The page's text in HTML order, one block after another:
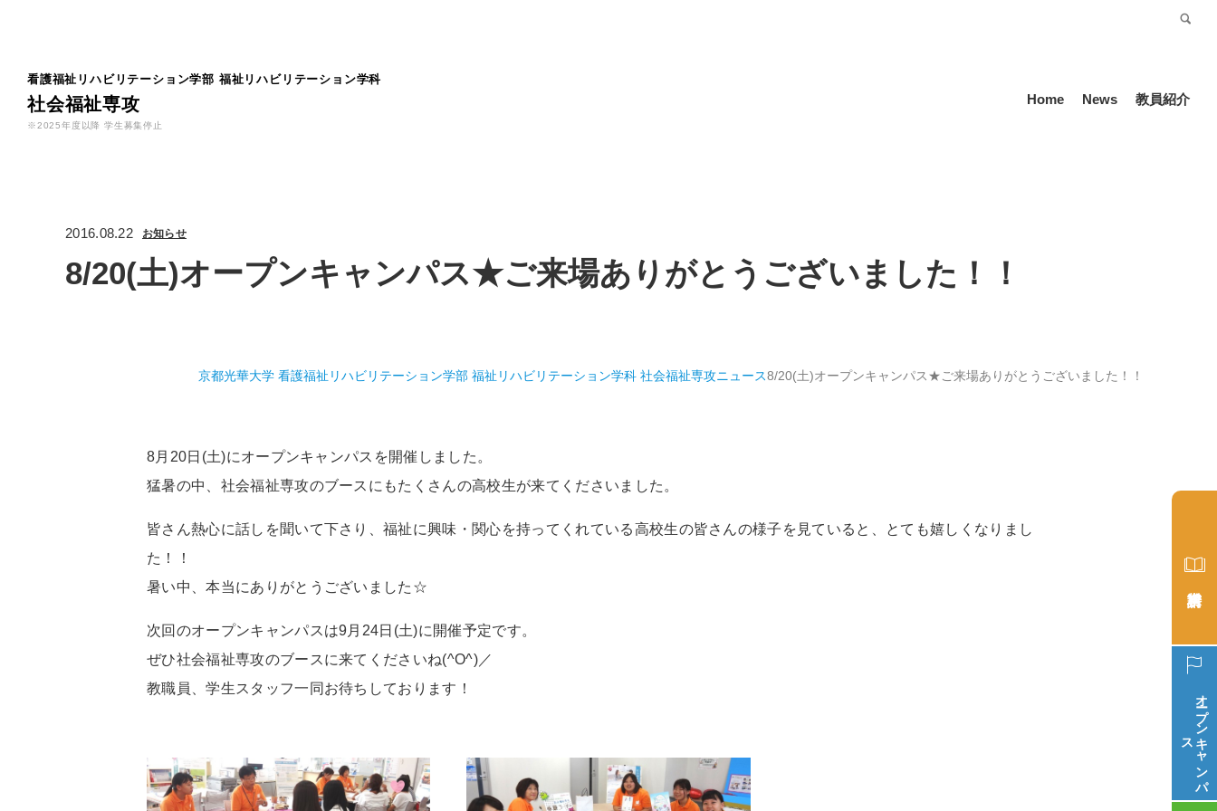
看護福祉リハビリテーション学部 福祉リハビリテーション学科
社会福祉専攻
※2025年度以降 学生募集停止
Home News 教員紹介
2016.08.22 お知らせ
8/20(土)オープンキャンパス★ご来場ありがとうございました！！
京都光華大学 看護福祉リハビリテーション学部 福祉リハビリテーション学科 社会福祉専攻ニュース8/20(土)オープンキャンパス★ご来場ありがとうございました！！
8月20日(土)にオープンキャンパスを開催しました。
猛暑の中、社会福祉専攻のブースにもたくさんの高校生が来てくださいました。
皆さん熱心に話しを聞いて下さり、福祉に興味・関心を持ってくれている高校生の皆さんの様子を見ていると、とても嬉しくなりまし
た！！
暑い中、本当にありがとうございました☆
次回のオープンキャンパスは9月24日(土)に開催予定です。
ぜひ社会福祉専攻のブースに来てくださいね(^O^)／
教職員、学生スタッフ一同お待ちしております！
オープン
キ
ャ
ン
パ
ス